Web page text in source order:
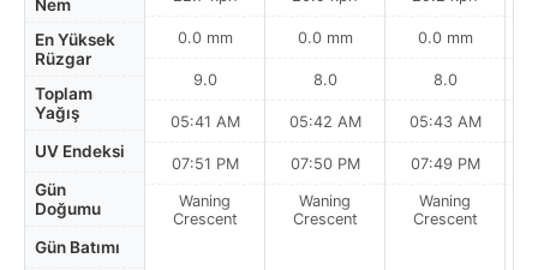
Nem
En Yüksek
Rüzgar
Toplam
Yağış
UV Endeksi
Gün
Doğumu
Gün Batımı
0.0 mm
9.0
05:41 AM
07:51 PM
Waning
Crescent
0.0 mm
8.0
05:42 AM
07:50 PM
Waning
Crescent
0.0 mm
8.0
05:43 AM
07:49 PM
Waning
Crescent